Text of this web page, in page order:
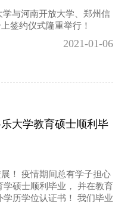
与河南开放大学、郑州信
签约仪式隆重举行！
2021-01-06
大学教育硕士顺利毕
！ 疫情期间总有学子担心
硕士顺利毕业， 并在教育
历学位认证书！ 我们毕业